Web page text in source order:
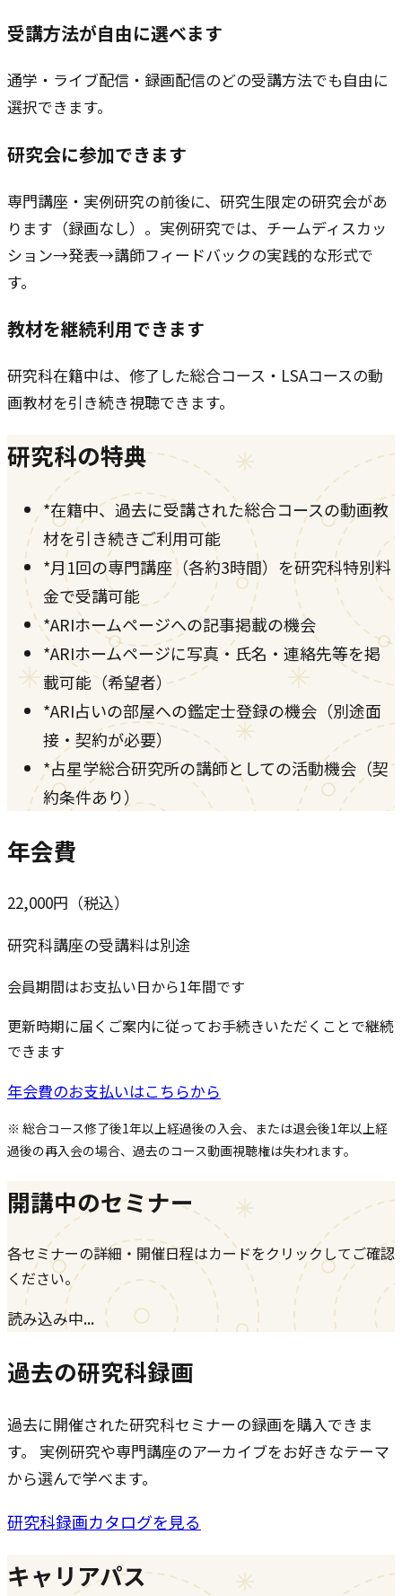
受講方法が自由に選べます
通学・ライブ配信・録画配信のどの受講方法でも自由に
選択できます。
研究会に参加できます
専門講座・実例研究の前後に、研究生限定の研究会があ
ります（録画なし）。実例研究では、チームディスカッ
ション→発表→講師フィードバックの実践的な形式で
す。
教材を継続利用できます
研究科在籍中は、修了した総合コース・LSAコースの動
画教材を引き続き視聴できます。
研究科の特典
*在籍中、過去に受講された総合コースの動画教
材を引き続きご利用可能
*月1回の専門講座（各約3時間）を研究科特別料
金で受講可能
*ARIホームページへの記事掲載の機会
*ARIホームページに写真・氏名・連絡先等を掲
載可能（希望者）
*ARI占いの部屋への鑑定士登録の機会（別途面
接・契約が必要）
*占星学総合研究所の講師としての活動機会（契
約条件あり）
年会費
22,000円（税込）
研究科講座の受講料は別途
会員期間はお支払い日から1年間です
更新時期に届くご案内に従ってお手続きいただくことで継続
できます
年会費のお支払いはこちらから
※ 総合コース修了後1年以上経過後の入会、または退会後1年以上経
過後の再入会の場合、過去のコース動画視聴権は失われます。
開講中のセミナー
各セミナーの詳細・開催日程はカードをクリックしてご確認
ください。
読み込み中...
過去の研究科録画
過去に開催された研究科セミナーの録画を購入できま
す。 実例研究や専門講座のアーカイブをお好きなテーマ
から選んで学べます。
研究科録画カタログを見る
キャリアパス